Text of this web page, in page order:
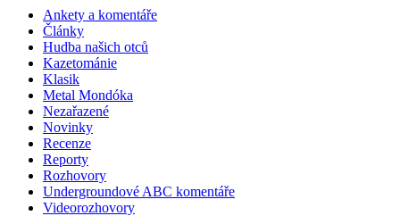
Ankety a komentáře
Články
Hudba našich otců
Kazetománie
Klasik
Metal Mondóka
Nezařazené
Novinky
Recenze
Reporty
Rozhovory
Undergroundové ABC komentáře
Videorozhovory